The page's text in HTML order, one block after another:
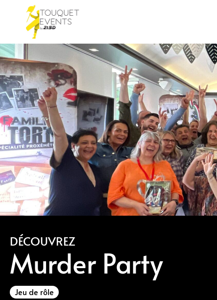
DÉCOUVREZ
Murder Party
Jeu de rôle